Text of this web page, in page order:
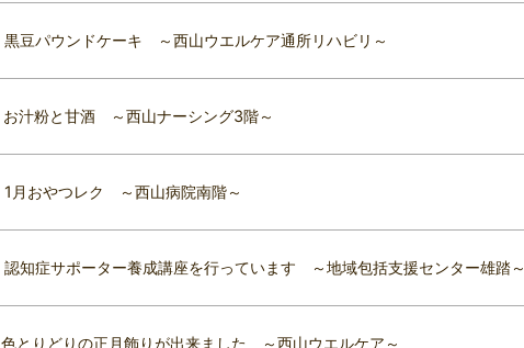
黒豆パウンドケーキ ～西山ウエルケア通所リハビリ～
お汁粉と甘酒 ～西山ナーシング3階～
1月おやつレク ～西山病院南階～
認知症サポーター養成講座を行っています ～地域包括支援センター雄踏～
色とりどりの正月飾りが出来ました ～西山ウエルケア～